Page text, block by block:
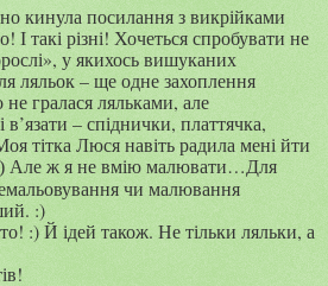
кинула посилання з викрійками
І такі різні! Хочеться спробувати не
у якихось вишуканих
ляльок – ще одне захоплення
гралася ляльками, але
– спіднички, платтячка,
тітка Люся навіть радила мені йти
Але ж я не вмію малювати…Для
чи малювання
:)
:) Й ідей також. Не тільки ляльки, а